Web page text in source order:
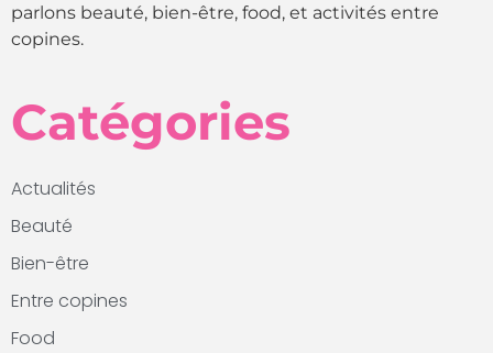
parlons beauté, bien-être, food, et activités entre
copines.
Catégories
Actualités
Beauté
Bien-être
Entre copines
Food